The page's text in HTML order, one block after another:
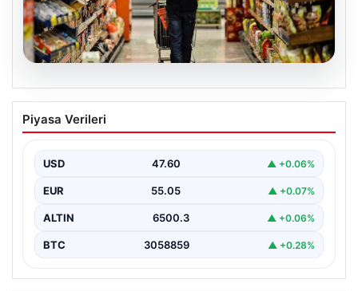
05.08.2026
Nisan Ayı Enflasyon Rakamları Ne
Zaman Açıklanacak? Ekonomistlerin
Türkiye İstatistik Kurumu (TÜİK) tarafından açıklanacak
Piyasa Verileri
USD 47.60 ▲ +0.06%
EUR 55.05 ▲ +0.07%
ALTIN 6500.3 ▲ +0.06%
BTC 3058859 ▲ +0.28%